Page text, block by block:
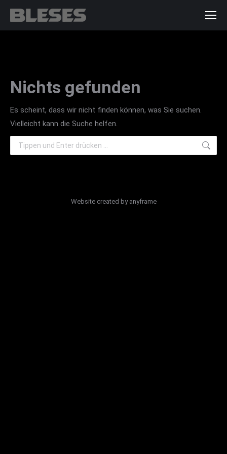
Nichts gefunden
Es scheint, dass wir nicht finden können, was Sie suchen.
Vielleicht kann die Suche helfen.
Search:
Website created by anyframe